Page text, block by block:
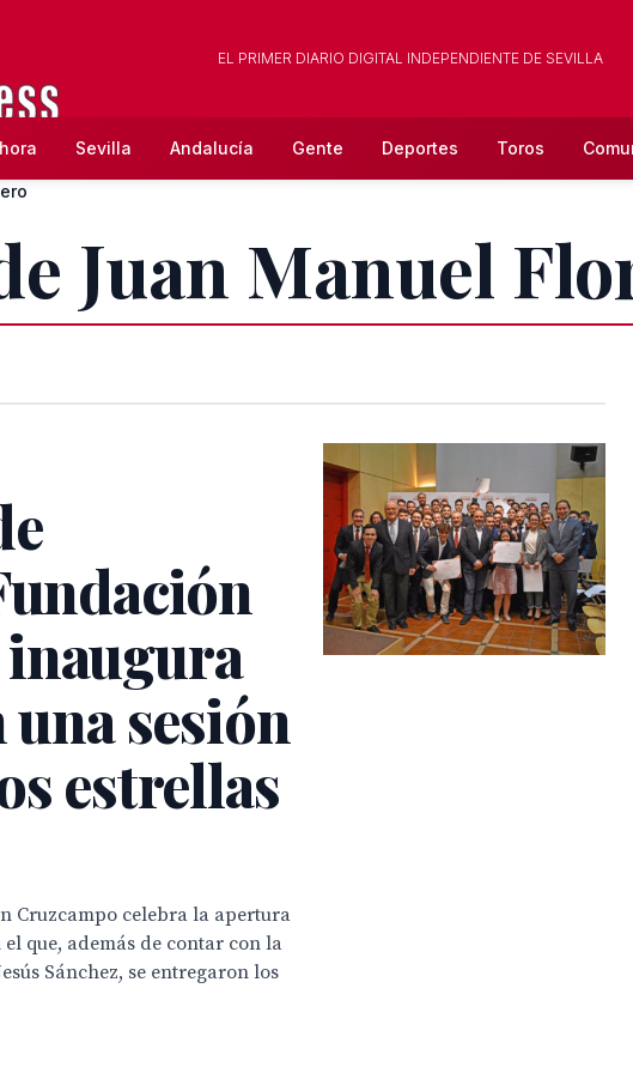
EL PRIMER DIARIO DIGITAL INDEPENDIENTE DE SEVILLA
Sevilla Andalucía Gente Deportes Toros
Juan Manuel
sesión
estrellas
Cruzcampo celebra la apertura
que, además de contar con la
Sánchez, se entregaron los